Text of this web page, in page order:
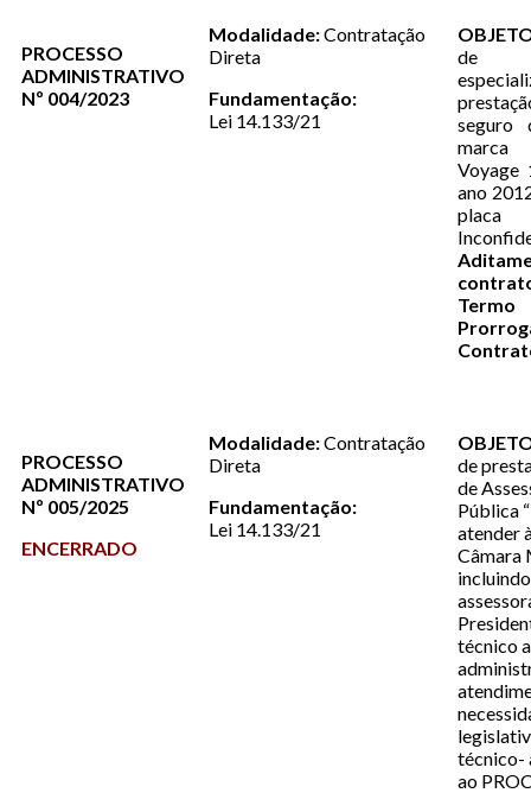
PROCESSO
ADMINISTRATIVO
Nº 004/2023
Modalidade:Contratação
Direta
Fundamentação:
Lei 14.133/21
de
seguro
Voyage
ano
placa
PROCESSO
ADMINISTRATIVO
Nº 005/2025
ENCERRADO
Modalidade:Contratação
Direta
Fundamentação:
Lei 14.133/21
de
de
Pública
atender
Câmara
técnico
técnico-
ao